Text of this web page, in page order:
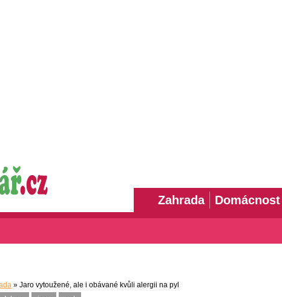
Zahrada Domácnost
» Jaro vytoužené, ale i obávané kvůli alergii na pyl